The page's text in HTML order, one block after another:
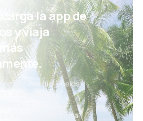
la app de
y viaja
cada día: vuelos,
escapadas
gestión de reservas
que importa, siempre al